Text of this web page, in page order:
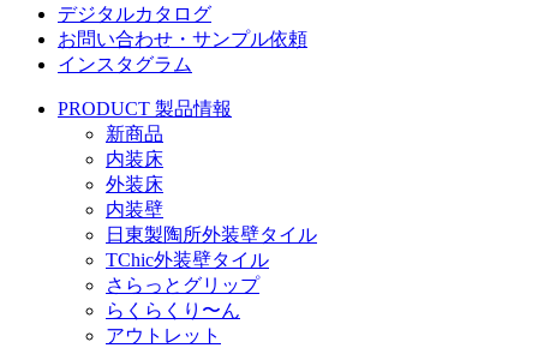
デジタルカタログ
お問い合わせ・サンプル依頼
インスタグラム
PRODUCT 製品情報
新商品
内装床
外装床
内装壁
日東製陶所外装壁タイル
TChic外装壁タイル
さらっとグリップ
らくらくり〜ん
アウトレット